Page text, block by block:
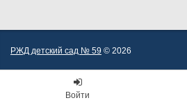
РЖД детский сад № 59 © 2026
Войти